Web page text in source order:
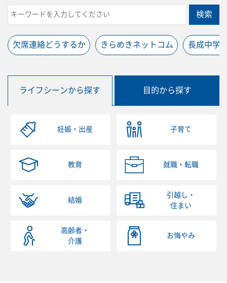
検索
欠席連絡どうするか きらめきネットコム 長成中学
ライフシーンから探す 目的から探す
妊娠・出産 子育て
教育 就職・転職
結婚
引越し・
住まい
高齢者・
介護
お悔やみ